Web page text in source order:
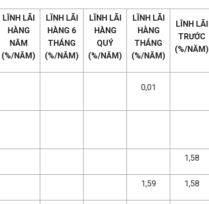
LĨNH LÃI
HÀNG
NĂM
(%/NĂM)
LĨNH LÃI
HÀNG 6
THÁNG
(%/NĂM)
LĨNH LÃI
HÀNG
QUÝ
(%/NĂM)
LĨNH LÃI
HÀNG
THÁNG
(%/NĂM)
LĨNH LÃI
TRƯỚC
(%/NĂM)
0,01
1,58
1,59 1,58